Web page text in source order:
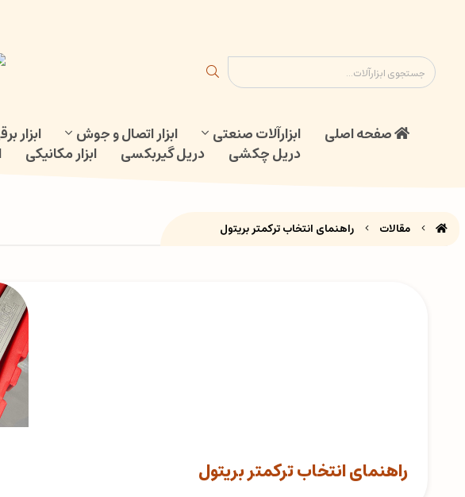
صفحه اصلی ابزارآلات صنعتی ابزار اتصال و جوش ابزار
دریل چکشی
دریل گیربکسی ابزار مکانیکی
مقالات راهنمای انتخاب ترکمتر بریتول
راهنمای انتخاب ترکمتر بریتول